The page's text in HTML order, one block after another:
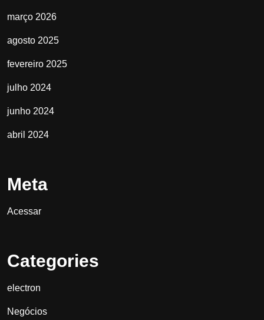
março 2026
agosto 2025
fevereiro 2025
julho 2024
junho 2024
abril 2024
Meta
Acessar
Categories
electron
Negócios